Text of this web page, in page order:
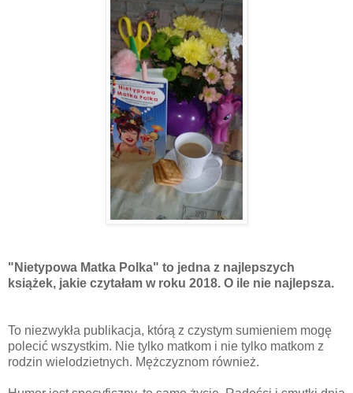
"Nietypowa Matka Polka" to jedna z najlepszych
książek, jakie czytałam w roku 2018. O ile nie najlepsza.
To niezwykła publikacja, którą z czystym sumieniem mogę
polecić wszystkim. Nie tylko matkom i nie tylko matkom z
rodzin wielodzietnych. Mężczyznom również.